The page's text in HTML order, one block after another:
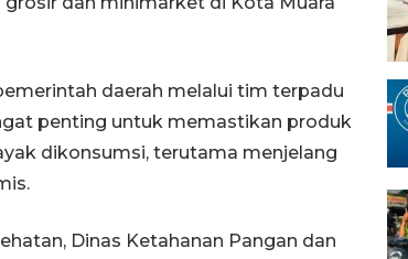
daerah melalui tim terpadu
penting untuk memastikan produk
dikonsumsi, terutama menjelang
Dinas Ketahanan Pangan dan